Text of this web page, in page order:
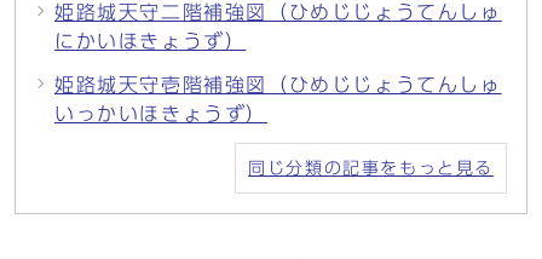
姫路城天守二階補強図（ひめじじょうてんしゅ
にかいほきょうず）
姫路城天守壱階補強図（ひめじじょうてんしゅ
いっかいほきょうず）
同じ分類の記事をもっと見る